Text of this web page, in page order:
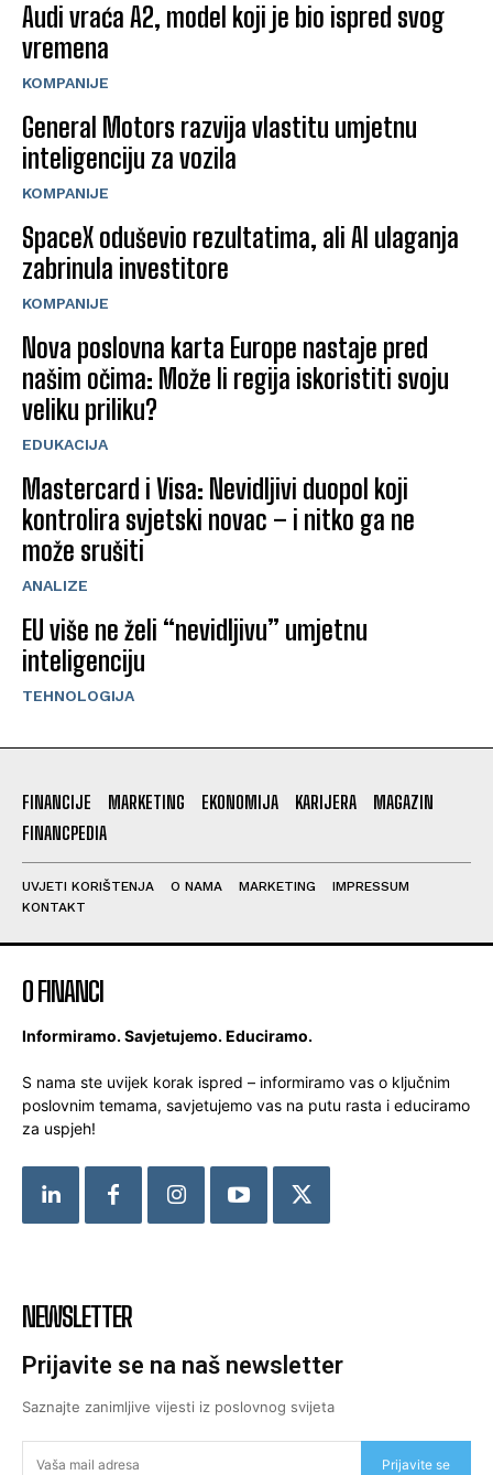
Audi vraća A2, model koji je bio ispred svog
vremena
KOMPANIJE
General Motors razvija vlastitu umjetnu
inteligenciju za vozila
KOMPANIJE
SpaceX oduševio rezultatima, ali AI ulaganja
zabrinula investitore
KOMPANIJE
Nova poslovna karta Europe nastaje pred
našim očima: Može li regija iskoristiti svoju
veliku priliku?
EDUKACIJA
Mastercard i Visa: Nevidljivi duopol koji
kontrolira svjetski novac – i nitko ga ne
može srušiti
ANALIZE
EU više ne želi “nevidljivu” umjetnu
inteligenciju
TEHNOLOGIJA
FINANCIJE MARKETING EKONOMIJA KARIJERA
MAGAZIN
FINANCPEDIA
UVJETI KORIŠTENJA O NAMA MARKETING
IMPRESSUM
KONTAKT
O FINANCI
Informiramo. Savjetujemo. Educiramo.
S nama ste uvijek korak ispred – informiramo vas o ključnim
poslovnim temama, savjetujemo vas na putu rasta i educiramo
za uspjeh!
NEWSLETTER
Prijavite se na naš newsletter
Saznajte zanimljive vijesti iz poslovnog svijeta
Prijavite se